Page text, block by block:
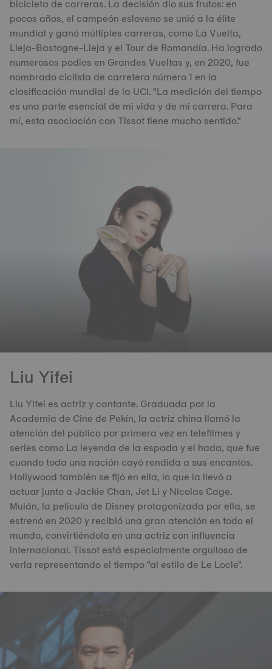
bicicleta de carreras. La decisión dio sus frutos: en
pocos años, el campeón esloveno se unió a la élite
mundial y ganó múltiples carreras, como La Vuelta,
Lieja-Bastogne-Lieja y el Tour de Romandía. Ha logrado
numerosos podios en Grandes Vueltas y, en 2020, fue
nombrado ciclista de carretera número 1 en la
clasificación mundial de la UCI. "La medición del tiempo
es una parte esencial de mi vida y de mi carrera. Para
mí, esta asociación con Tissot tiene mucho sentido."
Liu Yifei
Liu Yifei es actriz y cantante. Graduada por la
Academia de Cine de Pekín, la actriz china llamó la
atención del público por primera vez en telefilmes y
series como La leyenda de la espada y el hada, que fue
cuando toda una nación cayó rendida a sus encantos.
Hollywood también se fijó en ella, lo que la llevó a
actuar junto a Jackie Chan, Jet Li y Nicolas Cage.
Mulán, la película de Disney protagonizada por ella, se
estrenó en 2020 y recibió una gran atención en todo el
mundo, convirtiéndola en una actriz con influencia
internacional. Tissot está especialmente orgulloso de
verla representando el tiempo "al estilo de Le Locle".